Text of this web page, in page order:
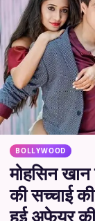
BOLLYWOOD
मोहसिन
की सच्चाई
हुई अफेयर की